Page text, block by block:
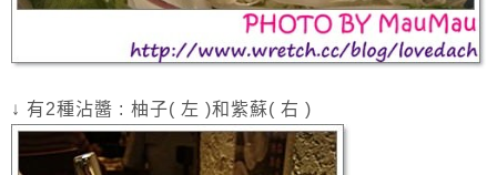
↓ 有2種沾醬 : 柚子( 左 )和紫蘇( 右 )